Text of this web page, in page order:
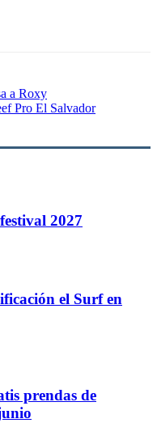
a Roxy
Pro El Salvador
2027
el Surf en
prendas de